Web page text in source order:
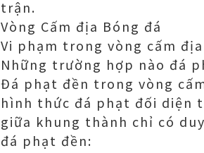
trận.
Vòng Cấm địa Bóng đá
Vi phạm trong vòng cấm
Những trường hợp nào đá
Đá phạt đền trong vòng
hình thức đá phạt đối diện
giữa khung thành chỉ có
đá phạt đền: